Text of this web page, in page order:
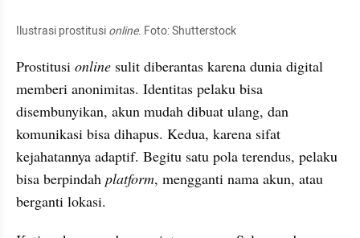
Ilustrasi prostitusi online. Foto: Shutterstock
Prostitusi online sulit diberantas karena dunia digital
memberi anonimitas. Identitas pelaku bisa
disembunyikan, akun mudah dibuat ulang, dan
komunikasi bisa dihapus. Kedua, karena sifat
kejahatannya adaptif. Begitu satu pola terendus, pelaku
bisa berpindah platform, mengganti nama akun, atau
berganti lokasi.